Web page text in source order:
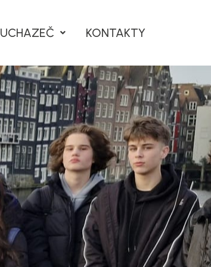
UCHAZEČ KONTAKTY